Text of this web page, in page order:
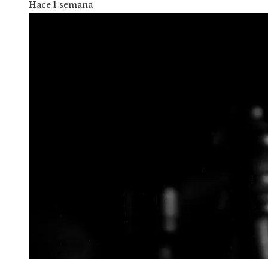
Hace 1 semana